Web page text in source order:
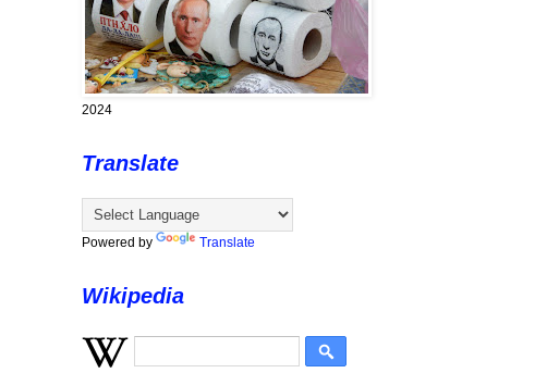
2024
Translate
Powered by Translate
Wikipedia